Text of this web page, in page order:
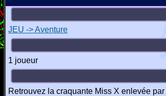
JEU -> Aventure
1 joueur
Retrouvez la craquante Miss X enlevée